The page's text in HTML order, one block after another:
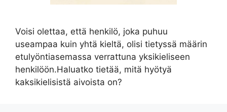
Voisi olettaa, että henkilö, joka puhuu
useampaa kuin yhtä kieltä, olisi tietyssä määrin
etulyöntiasemassa verrattuna yksikieliseen
henkilöön.Haluatko tietää, mitä hyötyä
kaksikielisistä aivoista on?